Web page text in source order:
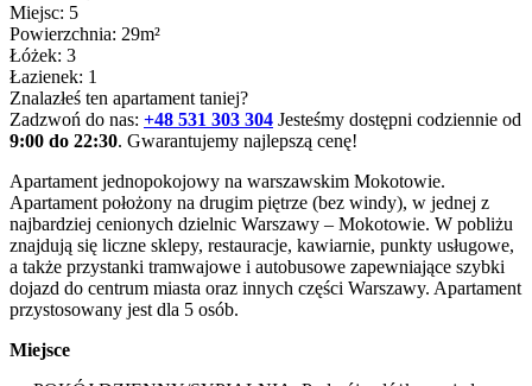
Miejsc: 5
Powierzchnia: 29m²
Łóżek: 3
Łazienek: 1
Znalazłeś ten apartament taniej?
Zadzwoń do nas: +48 531 303 304 Jesteśmy dostępni codziennie od
9:00 do 22:30. Gwarantujemy najlepszą cenę!
Apartament jednopokojowy na warszawskim Mokotowie.
Apartament położony na drugim piętrze (bez windy), w jednej z
najbardziej cenionych dzielnic Warszawy – Mokotowie. W pobliżu
znajdują się liczne sklepy, restauracje, kawiarnie, punkty usługowe,
a także przystanki tramwajowe i autobusowe zapewniające szybki
dojazd do centrum miasta oraz innych części Warszawy. Apartament
przystosowany jest dla 5 osób.
Miejsce